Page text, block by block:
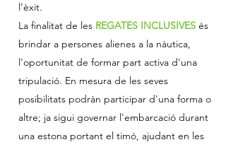
l’èxit.
La finalitat de les REGATES INCLUSIVES és
brindar a persones alienes a la nàutica,
l'oportunitat de formar part activa d'una
tripulació. En mesura de les seves
posibilitats podràn participar d'una forma o
altre; ja sigui governar l'embarcació durant
una estona portant el timó, ajudant en les